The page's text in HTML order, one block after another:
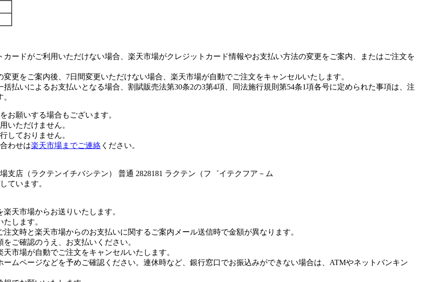
ードがご利用いただけない場合、楽天市場がクレジットカード情報やお支払い方法の変更をご案内、またはご注文を
更をご案内後、7日間変更いただけない場合、楽天市場が自動でご注文をキャンセルいたします。
払いによるお支払いとなる場合、割賦販売法第30条2の3第4項、同法施行規則第54条1項各号に定められた事項は、注
お願いする場合もございます。
いただけません。
しておりません。
わせは楽天市場までご連絡 ください。
支店（ラクテンイチバシテン） 普通 2828181 ラクテン（フ゛イテクフア－ム
ています。
天市場からお送りいたします。
します。
文時と楽天市場からのお支払いに関するご案内メール送信時で金額が異なります。
ご確認のうえ、お支払いください。
市場が自動でご注文をキャンセルいたします。
ムページなどを予めご確認ください。連休時など、銀行窓口でお振込みができない場合は、ATMやネットバンキン